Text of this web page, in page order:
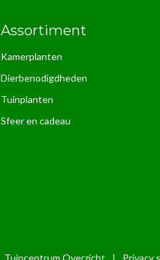
Assortiment
Kamerplanten
Dierbenodigdheden
Tuinplanten
Sfeer en cadeau
Tuincentrum Overzicht | Privacy